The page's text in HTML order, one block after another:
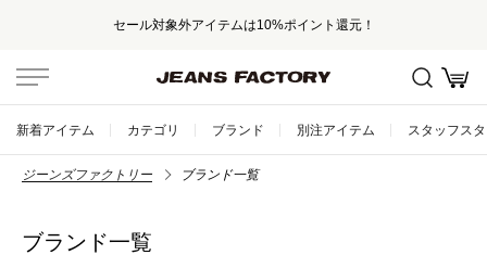
セール対象外アイテムは10%ポイント還元！
新着アイテム カテゴリ ブランド 別注アイテム スタッフス
ジーンズファクトリー ブランド一覧
ブランド一覧